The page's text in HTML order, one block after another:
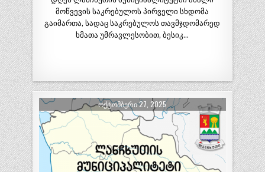
მოწვევის საკრებულოს პირველი სხდომა
გაიმართა, სადაც საკრებულოს თავმჯდომარედ
ხმათა უმრავლესობით, ბესიკ…
ᲝᲥᲢᲝᲛᲑᲔᲠᲘ 27, 2025